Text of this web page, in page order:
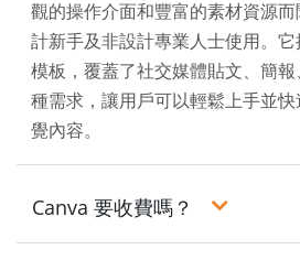
觀的操作介面和豐富的素材資源
計新手及非設計專業人士使用。
模板，覆蓋了社交媒體貼文、簡
種需求，讓用戶可以輕鬆上手並
覺內容。
Canva 要收費嗎？